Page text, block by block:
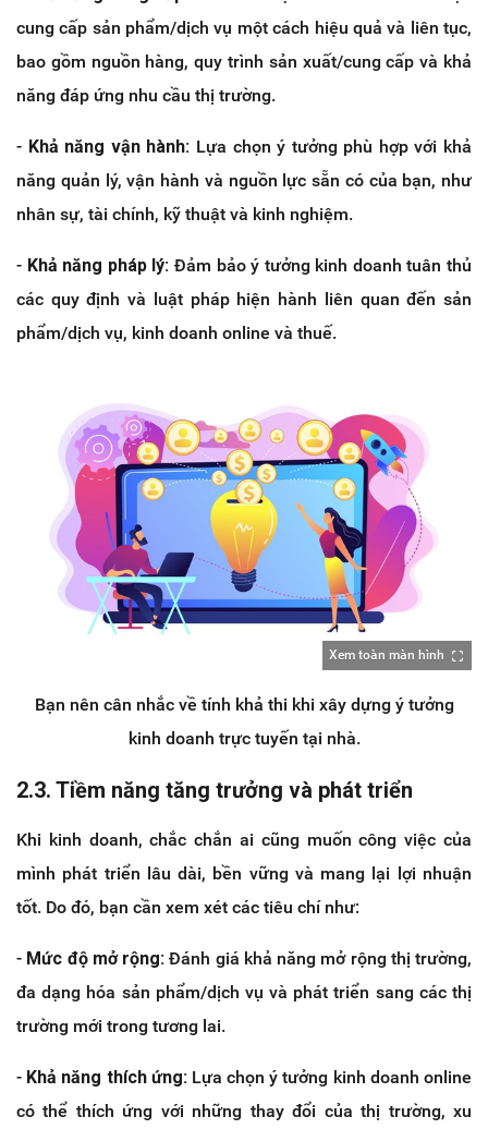
cung cấp sản phẩm/dịch vụ một cách hiệu quả và liên tục,
bao gồm nguồn hàng, quy trình sản xuất/cung cấp và khả
năng đáp ứng nhu cầu thị trường.
- Khả năng vận hành: Lựa chọn ý tưởng phù hợp với khả
năng quản lý, vận hành và nguồn lực sẵn có của bạn, như
nhân sự, tài chính, kỹ thuật và kinh nghiệm.
- Khả năng pháp lý: Đảm bảo ý tưởng kinh doanh tuân thủ
các quy định và luật pháp hiện hành liên quan đến sản
phẩm/dịch vụ, kinh doanh online và thuế.
Xem toàn màn hình
Bạn nên cân nhắc về tính khả thi khi xây dựng ý tưởng
kinh doanh trực tuyến tại nhà.
2.3. Tiềm năng tăng trưởng và phát triển
Khi kinh doanh, chắc chắn ai cũng muốn công việc của
mình phát triển lâu dài, bền vững và mang lại lợi nhuận
tốt. Do đó, bạn cần xem xét các tiêu chí như:
- Mức độ mở rộng:Đánh giá khả năng mở rộng thị trường,
đa dạng hóa sản phẩm/dịch vụ và phát triển sang các thị
trường mới trong tương lai.
- Khả năng thích ứng: Lựa chọn ý tưởng kinh doanh online
có thể thích ứng với những thay đổi của thị trường, xu